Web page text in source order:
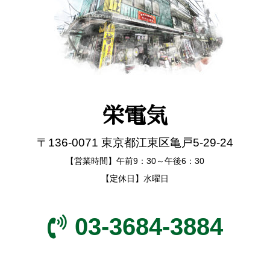
栄電気
〒136-0071 東京都江東区亀戸5-29-24
【営業時間】午前9：30～午後6：30
【定休日】水曜日
03-3684-3884